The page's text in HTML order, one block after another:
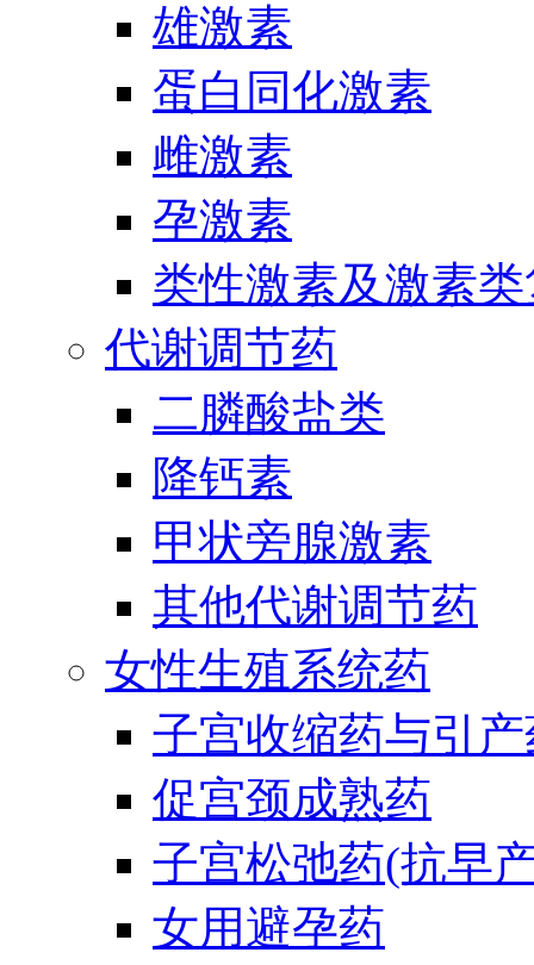
雄激素
蛋白同化激素
雌激素
孕激素
类性激素及激素
代谢调节药
二膦酸盐类
降钙素
甲状旁腺激素
其他代谢调节药
女性生殖系统药
子宫收缩药与引
促宫颈成熟药
子宫松弛药(抗早
女用避孕药